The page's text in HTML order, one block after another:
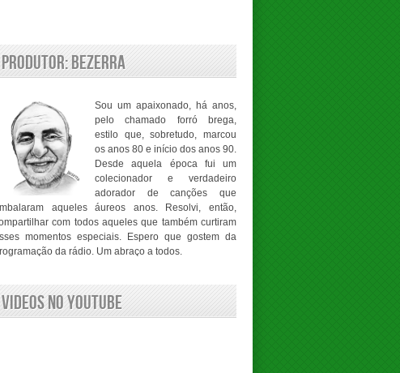
Produtor: Bezerra
Sou um apaixonado, há anos,
pelo chamado forró brega,
estilo que, sobretudo, marcou
os anos 80 e início dos anos 90.
Desde aquela época fui um
colecionador e verdadeiro
adorador de canções que
aqueles áureos anos. Resolvi, então,
com todos aqueles que também curtiram
momentos especiais. Espero que gostem da
da rádio. Um abraço a todos.
Videos no Youtube